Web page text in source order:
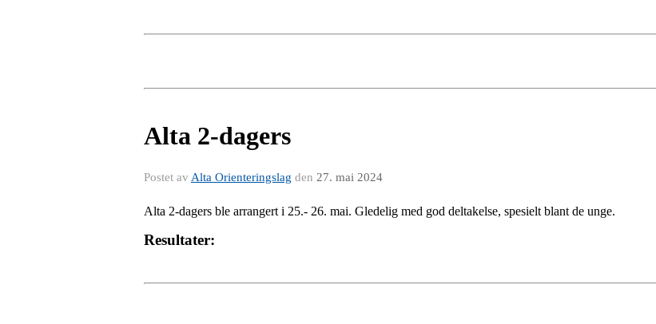
Alta 2-dagers
Postet av Alta Orienteringslag den 27. mai 2024
Alta 2-dagers ble arrangert i 25.- 26. mai. Gledelig med god deltakelse, spesielt blant de unge.
Resultater: